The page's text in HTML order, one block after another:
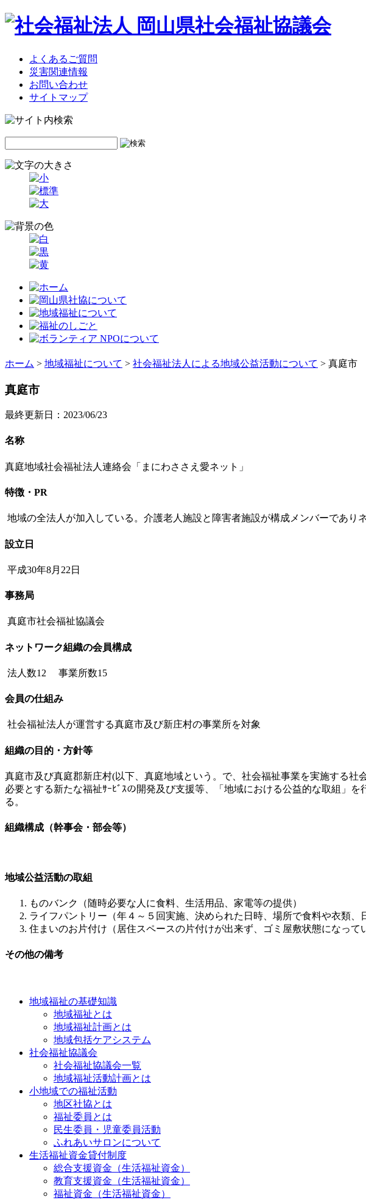
よくあるご質問
災害関連情報
お問い合わせ
サイトマップ
ホーム > 地域福祉について > 社会福祉法人による地域公益活動について > 真庭市
真庭市
最終更新日：2023/06/23
名称
真庭地域社会福祉法人連絡会「まにわささえ愛ネット」
特徴・PR
地域の全法人が加入している。介護老人施設と障害者施設が構成メンバーであり
設立日
平成30年8月22日
事務局
真庭市社会福祉協議会
ネットワーク組織の会員構成
法人数12 事業所数15
会員の仕組み
社会福祉法人が運営する真庭市及び新庄村の事業所を対象
組織の目的・方針等
真庭市及び真庭郡新庄村(以下、真庭地域という。で、社会福祉事業を実施する
必要とする新たな福祉ｻｰﾋﾞｽの開発及び支援等、「地域における公益的な取組」
る。
組織構成（幹事会・部会等）
地域公益活動の取組
ものバンク（随時必要な人に食料、生活用品、家電等の提供）
ライフパントリー（年４～５回実施、決められた日時、場所で食料や衣類、
住まいのお片付け（居住スペースの片付けが出来ず、ゴミ屋敷状態になっ
その他の備考
地域福祉の基礎知識
地域福祉とは
地域福祉計画とは
地域包括ケアシステム
社会福祉協議会
社会福祉協議会一覧
地域福祉活動計画とは
小地域での福祉活動
地区社協とは
福祉委員とは
民生委員・児童委員活動
ふれあいサロンについて
生活福祉資金貸付制度
総合支援資金（生活福祉資金）
教育支援資金（生活福祉資金）
福祉資金（生活福祉資金）